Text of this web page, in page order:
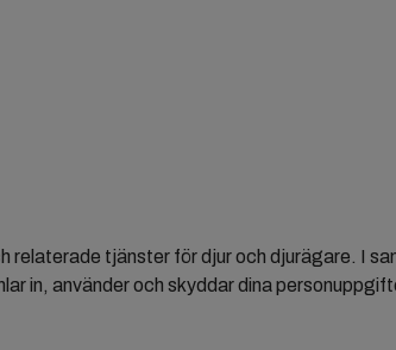
Ögon
relaterade tjänster för djur och djurägare. I
in, använder och skyddar dina